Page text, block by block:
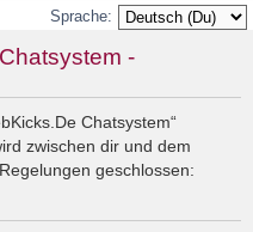
u
Sprache:
-
Chatsystem“
zwischen dir und dem
geschlossen: